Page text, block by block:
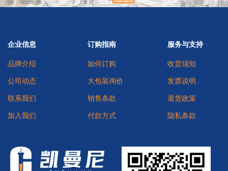
企业信息
品牌介绍
公司动态
联系我们
加入我们
订购指南
如何订购
大包装询价
销售条款
付款方式
服务与支持
收货须知
发票说明
退货政策
隐私条款